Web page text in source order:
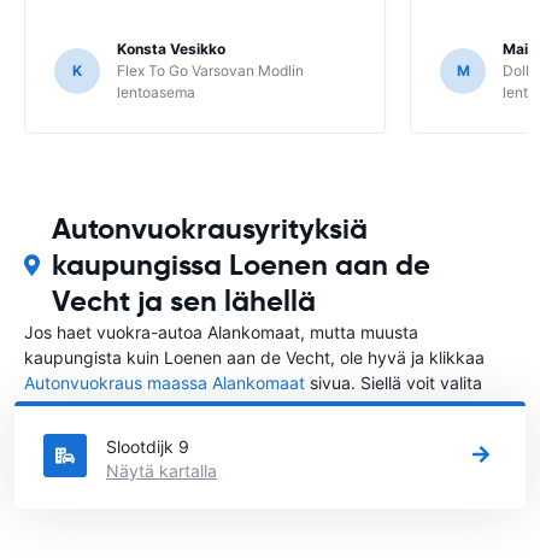
K
Konsta Vesikko
Flex To Go Varsovan Modlin
lentoasema
M
Autonvuokrausyrityksiä
kaupungissa Loenen aan de
Vecht ja sen lähellä
Jos haet vuokra-autoa Alankomaat, mutta muusta
kaupungista kuin Loenen aan de Vecht, ole hyvä ja klikkaa
Autonvuokraus maassa Alankomaat sivua. Siellä voit valita
mistä kaupungista Alankomaat haluat vuokrata auton.
Slootdijk 9
Näytä kartalla